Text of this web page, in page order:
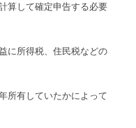
算して確定申告する必要
に所得税、住民税などの
所有していたかによって